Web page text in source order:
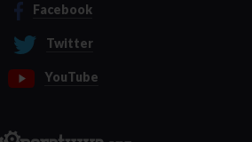
Facebook
Twitter
YouTube